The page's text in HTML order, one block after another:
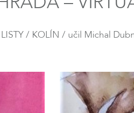
/ KOLÍN / učil Michal